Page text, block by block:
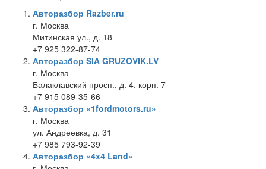
Авторазбор Razber.ru
г. Москва
Митинская ул., д. 18
+7 925 322-87-74
Авторазбор SIA GRUZOVIK.LV
г. Москва
Балаклавский просп., д. 4, корп. 7
+7 915 089-35-66
Авторазбор «1fordmotors.ru»
г. Москва
ул. Андреевка, д. 31
+7 985 793-92-39
Авторазбор «4x4 Land»